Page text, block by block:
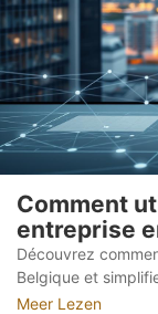
Comment
entreprise
Découvrez
Belgique et
Meer Lezen